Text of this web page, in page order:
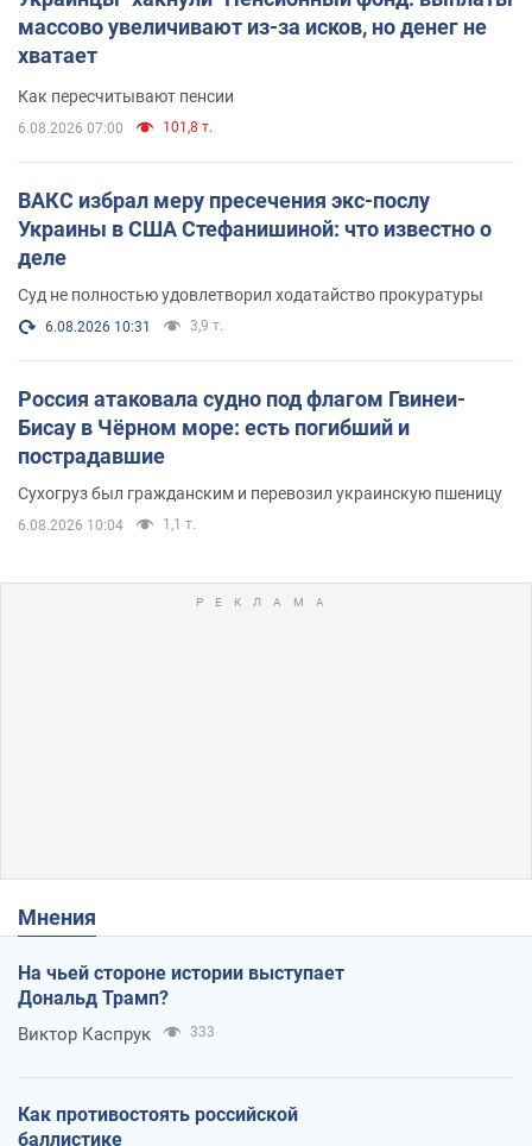
массово увеличивают из-за исков, но денег не
хватает
Как пересчитывают пенсии
6.08.2026 07:00 101,8 т.
ВАКС избрал меру пресечения экс-послу
Украины в США Стефанишиной: что известно о
деле
Суд не полностью удовлетворил ходатайство прокуратуры
6.08.2026 10:31 3,9 т.
Россия атаковала судно под флагом Гвинеи-
Бисау в Чёрном море: есть погибший и
пострадавшие
Сухогруз был гражданским и перевозил украинскую пшеницу
6.08.2026 10:04 1,1 т.
Мнения
На чьей стороне истории выступает
Дональд Трамп?
Виктор Каспрук 333
Как противостоять российской
баллистике